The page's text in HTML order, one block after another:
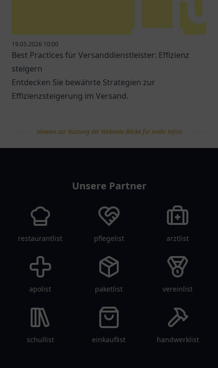
19.05.2026 10:00
Best Practices für Versanddienstleister: Effizienz
steigern
Entdecken Sie bewährte Strategien zur
Effizienzsteigerung im Versand.
Hinweis zur Nutzung der Webseite (klicke für mehr Infos)
Unsere Partner
restaurantlist pflegelist arztlist
apolist paketlist vereinlist
schullist einkauflist handwerklist